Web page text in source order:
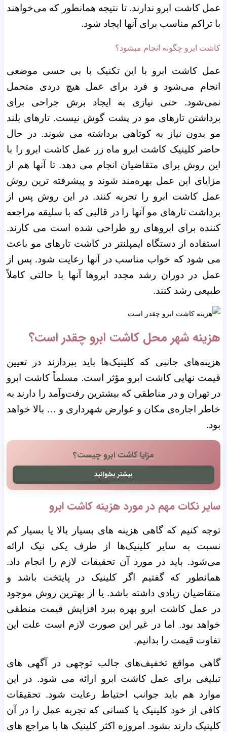
عمل کاشت ابرو ندارند. تا نتیجه همانطور که می‌خواهند
با تراکم مناسب برای آنها ایجاد شود.
کاشت ابرو چگونه انجام میشود؟
عمل کاشت ابرو با این تکنیک با بی حسی موضعی
انجام می‌شود و فرد برای عمل هیچ دردی متحمل
نمی‌شود. حتی نیازی به ایجاد برش جراحی برای
برداشتن تارهای مو در پشت گوش نیست. تارهای بلند
مو بدون نیاز به کوتاهی برداشته می شوند. در حال
حاضر کلینیک کاشت ابرو ماه زر عمل کاشت ابرو را با
این روش برای متقاضیان انجام می دهد. تا آنها هم از
مزایای این عمل بهره‌مند شوند و پیشرفته ترین روش
عمل کاشت ابرو را تجربه کنند. در این روش پس از
برداشت تارهای مو آنها را در قالبی که با سلیقه مراجعه
کننده برای ابروهای رو طراحی شده است می ‌کارند.
استفاده از دستگاه ایمپلنتر در کاشت تارهای مو باعث
می شود که خواب مناسب در آنها رعایت شود. پس از
عمل در دوران رشد مجدد ابروها آنها با حالتی کاملاً
طبیعی رشد کنند.
هزینه شهر محل کاشت ابرو چقدر است؟
هزینه‌های جانبی که کلینیک‌ها باید بپردازند در تعیین
قیمت نهایی کاشت ابرو مؤثر است. مسلماً کاشت ابرو
در تهران و در مناطقی که بیشترین رفت‌وآمد را دارند به
خاطر اجاره‌ی مکان و عوارض شهرداری و … بالا خواهد
بود.
مزایا کاشت ابرو چیست؟
بیشتر بخوانید
سایر نکات مهم در مورد هزینه کاشت ابرو
توجه کنیم که گاهی هزینه های بسیار بالا یا بسیار کم
نسبت به سایر کلینیک‌ها از طرف یکی نیک ارائه
می‌شود. باید در مورد آن تحقیقات لازم را انجام داد.
همانطور که گفتیم اگر کلینیک در پایتخت باشد و
متقاضیان زیادی داشته باشد. یا از بهترین روش موجود
در عمل کاشت ابرو بهره ببرد افزایش قیمت منطقی
خواهد بود. اما در غیر این صورت لازم است علت این
تفاوت قیمت را بدانیم.
گاهی مواقع تخفیف‌های جالب توجهی در آگهی های
تبلیغی برای عمل کاشت ابرو ارائه می شود. در این
موارد هم باید جوانب احتیاط رعایت شود. تحقیقات
کافی از خود کلینیک یا کسانی که تجربه عمل را در آن
کلینیک دارند بشود. امروزه اکثر کلینیک ها با مراجع های